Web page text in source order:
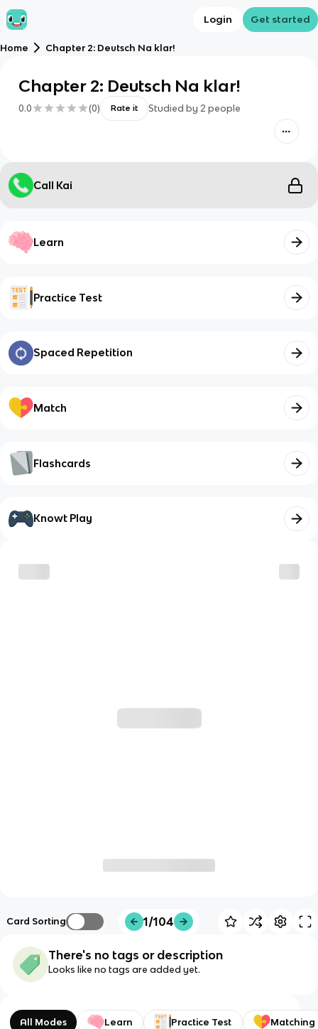
Login Get started
Home Chapter 2: Deutsch Na klar!
Chapter 2: Deutsch Na klar!
0.0 (0) Rate it Studied by 2 people
Call Kai
Learn
Practice Test
Spaced Repetition
Match
Flashcards
Knowt Play
Card Sorting 1/104
There's no tags or description
Looks like no tags are added yet.
All Modes Learn Practice Test Matching